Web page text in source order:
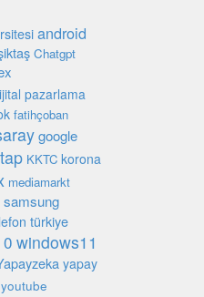
android
Chatgpt
pazarlama
fatihçoban
google
KKTC korona
mediamarkt
samsung
türkiye
windows11
yapay
youtube